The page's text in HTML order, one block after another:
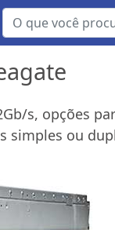
s, opções
simples ou